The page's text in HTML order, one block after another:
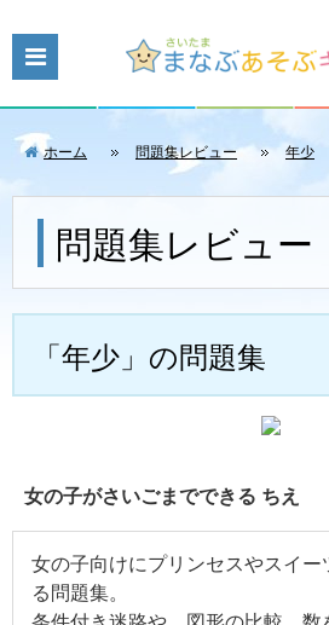
ホーム 問題集レビュー 年少
問題集レビュー
「年少」の問題集
女の子がさいごまでできる ちえ
女の子向けにプリンセスやスイー
る問題集。